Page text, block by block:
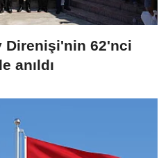
Direnişi'nin 62'nci
anıldı